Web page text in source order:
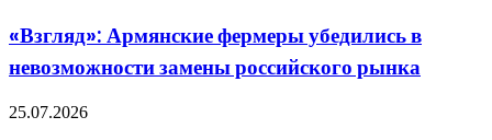
сделки
фермеры
убедились
в
замены
«Взгляд»: Армянские фермеры убедились в
невозможности замены российского рынка
«Всё
25.07.2026